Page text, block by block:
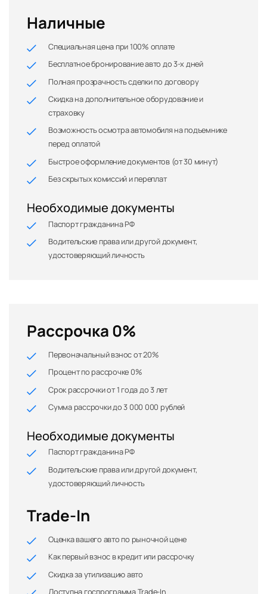
Наличные
Специальная цена при 100% оплате
Бесплатное бронирование авто до 3-х дней
Полная прозрачность сделки по договору
Скидка на дополнительное оборудование и
страховку
Возможность осмотра автомобиля на подъемнике
перед оплатой
Быстрое оформление документов (от 30 минут)
Без скрытых комиссий и переплат
Необходимые документы
Паспорт гражданина РФ
Водительские права или другой документ,
удостоверяющий личность
Рассрочка 0%
Первоначальный взнос от 20%
Процент по рассрочке 0%
Срок рассрочки от 1 года до 3 лет
Сумма рассрочки до 3 000 000 рублей
Необходимые документы
Паспорт гражданина РФ
Водительские права или другой документ,
удостоверяющий личность
Trade-In
Оценка вашего авто по рыночной цене
Как первый взнос в кредит или рассрочку
Скидка за утилизацию авто
Доступна госпрограмма Trade-In